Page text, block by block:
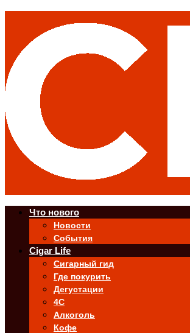
Что нового
Новости
События
Cigar Life
Сигарный гид
Где покурить
Дегустации
4C
Алкоголь
Кофе